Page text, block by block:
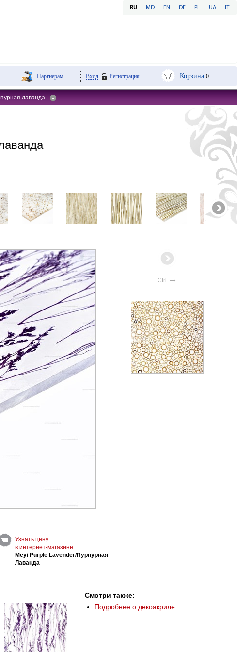
RU MD EN DE PL UA IT
Партнерам Вход Регистрация Корзина 0
лаванда
Ctrl →
Узнать цену
в интернет-магазине
Meyi Purple Lavender/Пурпурная
Лаванда
Смотри также:
Подробнее о декоакриле